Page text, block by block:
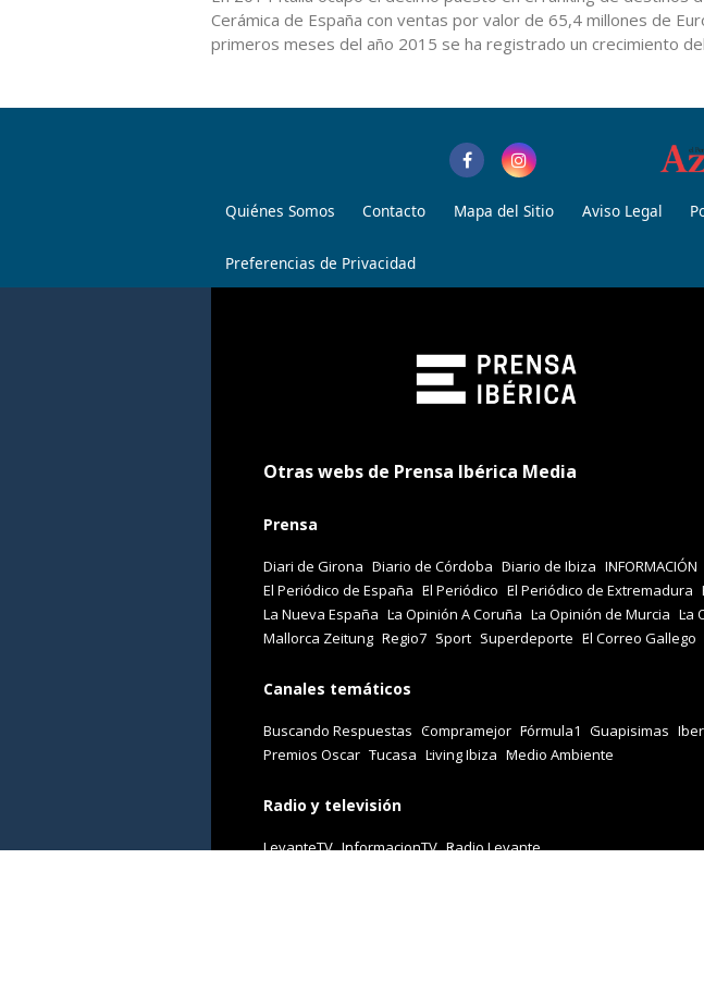
Cerámica de España con ventas por valor de 65,4 millones de
primeros meses del año 2015 se ha registrado un crecimiento
Quiénes Somos Contacto Mapa del Sitio Aviso Legal
Preferencias de Privacidad
Otras webs de Prensa Ibérica Media
Prensa
Diari de Girona Diario de Córdoba Diario de Ibiza INFORMACIÓN
El Periódico de España El Periódico El Periódico de Extremadura
La Nueva España La Opinión A Coruña La Opinión de Murcia La
Mallorca Zeitung Regio7 Sport Superdeporte El Correo Gallego
Canales temáticos
Buscando Respuestas Compramejor Fórmula1 Guapisimas
Premios Oscar Tucasa Living Ibiza Medio Ambiente
Radio y televisión
LevanteTV InformacionTV Radio Levante